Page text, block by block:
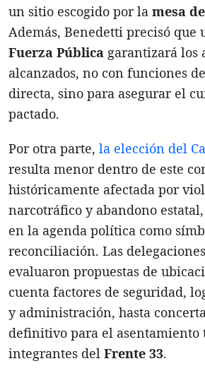
un sitio escogido por la mesa
Además, Benedetti precisó que
Fuerza Pública garantizará los
alcanzados, no con funciones
directa, sino para asegurar el
pactado.
Por otra parte, la elección del
resulta menor dentro de este
históricamente afectada por
narcotráfico y abandono
en la agenda política como
reconciliación. Las
evaluaron propuestas de
cuenta factores de seguridad,
y administración, hasta
definitivo para el asentamiento
integrantes del Frente 33.